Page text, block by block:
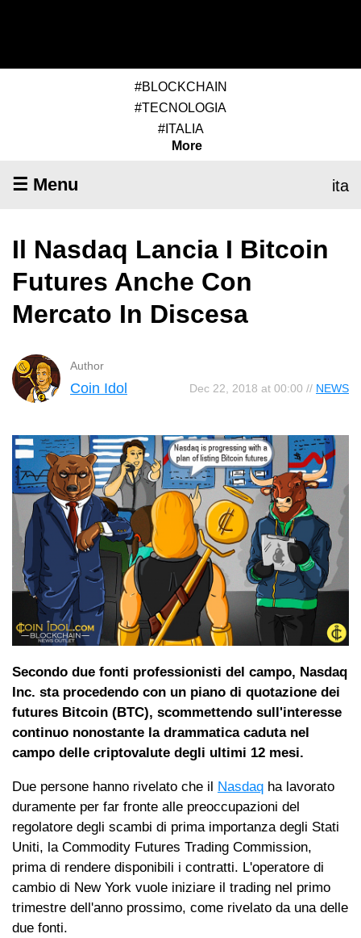
#BLOCKCHAIN
#TECNOLOGIA
#ITALIA
More
☰ Menu ita
Il Nasdaq Lancia I Bitcoin
Futures Anche Con
Mercato In Discesa
Dec 22, 2018 at 00:00 // NEWS
Author
Coin Idol
Secondo due fonti professionisti del campo, Nasdaq
Inc. sta procedendo con un piano di quotazione dei
futures Bitcoin (BTC), scommettendo sull'interesse
continuo nonostante la drammatica caduta nel
campo delle criptovalute degli ultimi 12 mesi.
Due persone hanno rivelato che il Nasdaq ha lavorato
duramente per far fronte alle preoccupazioni del
regolatore degli scambi di prima importanza degli Stati
Uniti, la Commodity Futures Trading Commission,
prima di rendere disponibili i contratti. L'operatore di
cambio di New York vuole iniziare il trading nel primo
trimestre dell'anno prossimo, come rivelato da una delle
due fonti.